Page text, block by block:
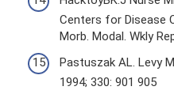
Centers for Disease
Morb. Modal. Wkly
Pastuszak AL. Levy
1994; 330: 901 905